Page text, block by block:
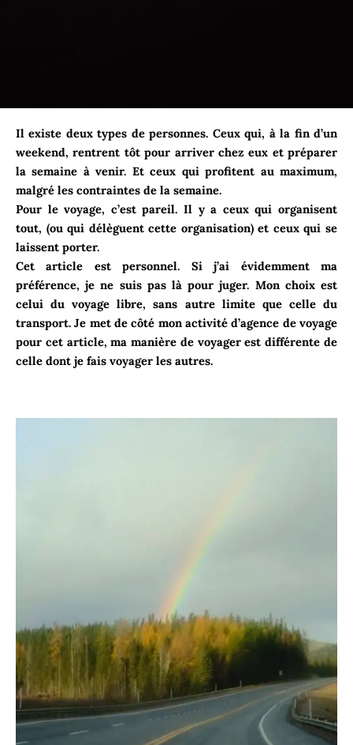
Il existe deux types de personnes. Ceux qui, à la fin d’un
weekend, rentrent tôt pour arriver chez eux et préparer
la semaine à venir. Et ceux qui profitent au maximum,
malgré les contraintes de la semaine.
Pour le voyage, c’est pareil. Il y a ceux qui organisent
tout, (ou qui délèguent cette organisation) et ceux qui se
laissent porter.
Cet article est personnel. Si j’ai évidemment ma
préférence, je ne suis pas là pour juger. Mon choix est
celui du voyage libre, sans autre limite que celle du
transport. Je met de côté mon activité d’agence de voyage
pour cet article, ma manière de voyager est différente de
celle dont je fais voyager les autres.